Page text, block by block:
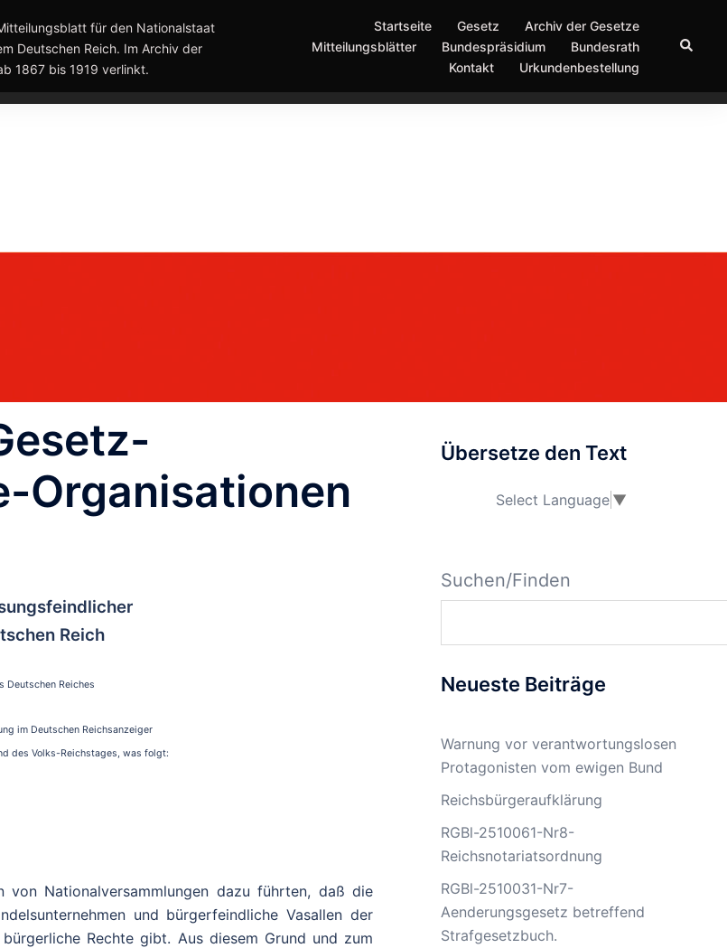
für den Nationalstaat
Deutschen Reich. Im Archiv der
1867 bis 1919 verlinkt.
Startseite Gesetz
Archiv der Gesetze
Mitteilungsblätter
Bundespräsidium
Bundesrath
Kontakt
Urkundenbestellung
Suche
Organisationen
Reich
Deutschen Reiches
im Deutschen Reichsanzeiger
des Volks-Reichstages, was folgt:
Nationalversammlungen dazu führten, daß die
und bürgerfeindliche Vasallen der
Rechte gibt. Aus diesem Grund und zum
Übersetze den Text
Select Language ▼
Suchen/Finden
Neueste Beiträge
Warnung vor verantwortungslosen
Protagonisten vom ewigen Bund
Reichsbürgeraufklärung
RGBl-2510061-Nr8-
Reichsnotariatsordnung
RGBl-2510031-Nr7-
Aenderungsgesetz betreffend
Strafgesetzbuch.